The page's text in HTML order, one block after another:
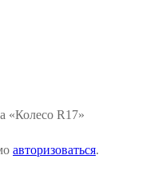
«Колесо R17»
авторизоваться.